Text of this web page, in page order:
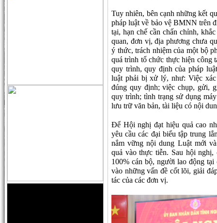
Tuy nhiên, bên cạnh những kết
pháp luật về bảo vệ BMNN trên
tại, hạn chế cần chấn chỉnh,
quan, đơn vị, địa phương chưa
ý thức, trách nhiệm của một bộ
quá trình tổ chức thực hiện công
quy trình, quy định của pháp
luật phải bị xử lý, như: Việc
đúng quy định; việc chụp, gửi,
quy trình; tình trạng sử dụng
lưu trữ văn bản, tài liệu có nội
Để Hội nghị đạt hiệu quả cao
yêu cầu các đại biểu tập trung
nắm vững nội dung Luật mới
quả vào thực tiễn. Sau hội
100% cán bộ, người lao động
vào những vấn đề cốt lõi, giải
tác của các đơn vị.